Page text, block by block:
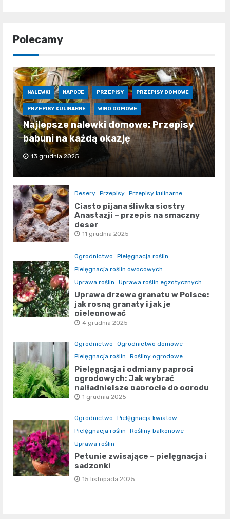
Polecamy
NALEWKI NAPOJE PRZEPISY PRZEPISY DOMOWE
PRZEPISY KULINARNE WINO DOMOWE
Najlepsze nalewki domowe: Przepisy
babuni na każdą okazję
13 grudnia 2025
Desery Przepisy Przepisy kulinarne
Ciasto pijana śliwka siostry
Anastazji – przepis na smaczny
deser
11 grudnia 2025
Ogrodnictwo
Pielęgnacja roślin
Pielęgnacja roślin owocowych
Uprawa roślin
Uprawa roślin egzotycznych
Uprawa drzewa granatu w Polsce:
jak rosną granaty i jak je
pielęgnować
4 grudnia 2025
Ogrodnictwo
Ogrodnictwo domowe
Pielęgnacja roślin
Rośliny ogrodowe
Pielęgnacja i odmiany paproci
ogrodowych: Jak wybrać
najładniejsze paprocie do ogrodu
1 grudnia 2025
Ogrodnictwo
Pielęgnacja kwiatów
Pielęgnacja roślin
Rośliny balkonowe
Uprawa roślin
Petunie zwisające – pielęgnacja i
sadzonki
15 listopada 2025